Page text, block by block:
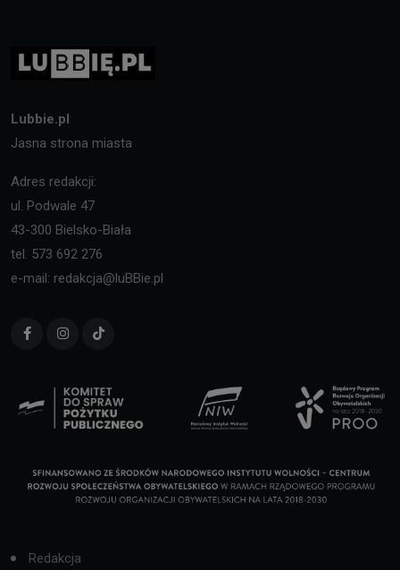
Lubbie.pl
Jasna strona miasta
Adres redakcji:
ul. Podwale 47
43-300 Bielsko-Biała
tel. 573 692 276
e-mail: redakcja@luBBie.pl
Redakcja